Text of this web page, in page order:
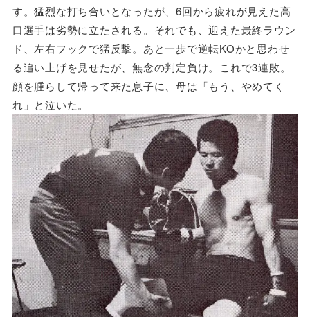
す。猛烈な打ち合いとなったが、6回から疲れが見えた高
口選手は劣勢に立たされる。それでも、迎えた最終ラウン
ド、左右フックで猛反撃。あと一歩で逆転KOかと思わせ
る追い上げを見せたが、無念の判定負け。これで3連敗。
顔を腫らして帰って来た息子に、母は「もう、やめてく
れ」と泣いた。